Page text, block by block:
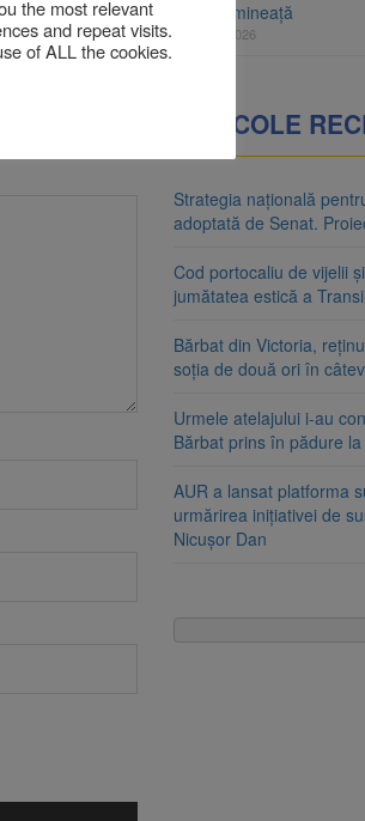
–
vineri dimineață
6 august 2026
ARTICOLE
Strategia națională
adoptată de Senat.
Cod portocaliu de vijelii
jumătatea estică a
Bărbat din Victoria,
soția de două ori în
Urmele atelajului i-au
Bărbat prins în pădure
AUR a lansat platforma
urmărirea inițiativei de
Nicușor Dan
the most relevant
and repeat visits.
of ALL the cookies.